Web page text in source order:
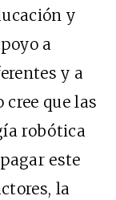
y
a
y a
que las
robótica
este
la